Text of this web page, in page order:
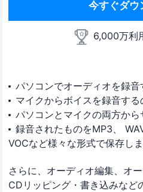
今すぐダウ
6,000万利
パソコンでオーディオを録音
マイクからボイスを録音する
パソコンとマイクの両方か
録音されたものをMP3、
VOCなど様々な形式で保存し
さらに、オーディオ編集、オ
CDリッピング・書き込みなど